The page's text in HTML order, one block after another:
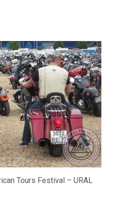
Tours Festival – URAL